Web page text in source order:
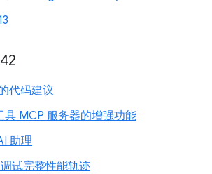
代码建议
具 MCP 服务器的增强功能
助理
试完整性能轨迹